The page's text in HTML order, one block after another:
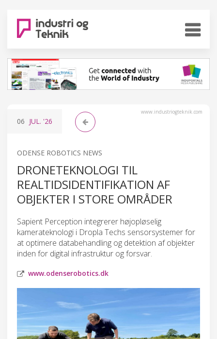
www.industriogteknik.com
06 JUL. '26
ODENSE ROBOTICS NEWS
DRONETEKNOLOGI TIL
REALTIDSIDENTIFIKATION AF
OBJEKTER I STORE OMRÅDER
Sapient Perception integrerer højopløselig
kamerateknologi i Dropla Techs sensorsystemer for
at optimere databehandling og detektion af objekter
inden for digital infrastruktur og forsvar.
www.odenserobotics.dk